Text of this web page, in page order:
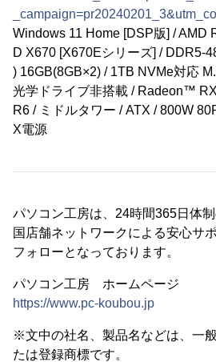
Windows 11 Home [DSP版] / AMD
D X670 [X670Eシリーズ] / DDR5-
) 16GB(8GB×2) / 1TB NVMe対応
光学ドライブ非搭載 / Radeon™
R6 / ミドルタワー / ATX / 800W
X電源
パソコン工房は、24時間365日体
国店舗ネットワークによる安心サ
フォローとなっております。
パソコン工房 ホームページ
https://www.pc-koubou.jp
※文中の社名、製品名などは、一
たは登録商標です。